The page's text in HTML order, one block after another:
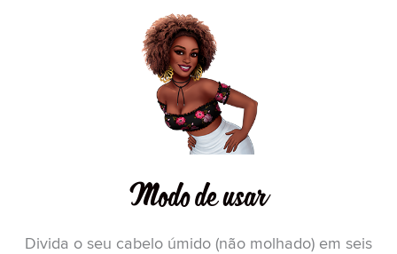
Modo de usar
Divida o seu cabelo úmido (não molhado) em seis